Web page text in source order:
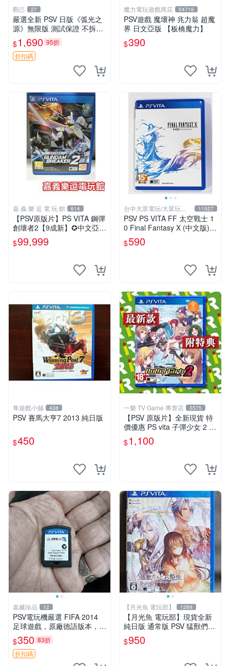
觀己 27
嚴選全新 PSV 日版《弧光之
源》無限版 測試保證 不拆封
直出 動作遊戲 PSP 弧光之源
行動遊戲 測試版
$1,690 95折
折扣碼
魔力電玩遊戲商店 54716
PSV遊戲 魔壞神 兆力翁 超魔
界 日文亞版 【板橋魔力】
$390
嘉 義 樂 逗 電 玩 館 614
【PSV原版片】PS VITA 鋼彈
創壞者2【9成新】✪中文亞版
中古二手✪嘉義樂逗電玩館
$99,999
台中大眾電玩/大眾玩具
店
11527
PSV PS VITA FF 太空戰士 1
0 Final Fantasy X (中文版)
(二手商品)【台中大眾電玩】
$590
隼遊戲小舖 438
PSV 賽馬大亨7 2013 純日版
$450
一樂 TV Game 專賣店 3575
【PSV 原版片】全新現貨 特
價優惠 PS vita 子彈少女 2 B
ullet Girls 日文版【一樂電
玩】
$1,100
嘉藏珍品 12
PSV電玩機嚴選 FIFA 2014
足球遊戲，原廠德語版本，清
晰未開盒 fifa 2014 psv 電玩
機
$350 83折
折扣碼
【月光魚 電玩部】 1289
【月光魚 電玩部】現貨全新
純日版 通常版 PSV 猛獸們與
公主殿下 in blossom 普通版
$950